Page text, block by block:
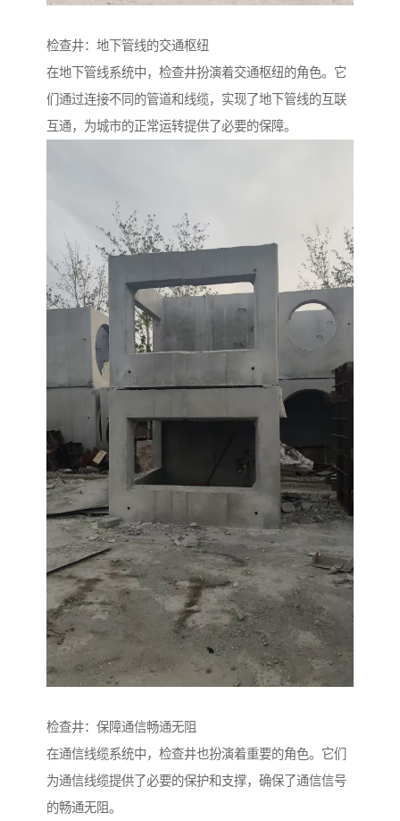
检查井：地下管线的交通枢纽
在地下管线系统中，检查井扮演着交通枢纽的角色。它
们通过连接不同的管道和线缆，实现了地下管线的互联
互通，为城市的正常运转提供了必要的保障。
检查井：保障通信畅通无阻
在通信线缆系统中，检查井也扮演着重要的角色。它们
为通信线缆提供了必要的保护和支撑，确保了通信信号
的畅通无阻。